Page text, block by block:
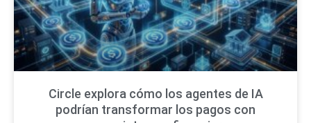
Circle explora cómo los agentes de IA
podrían transformar los pagos con